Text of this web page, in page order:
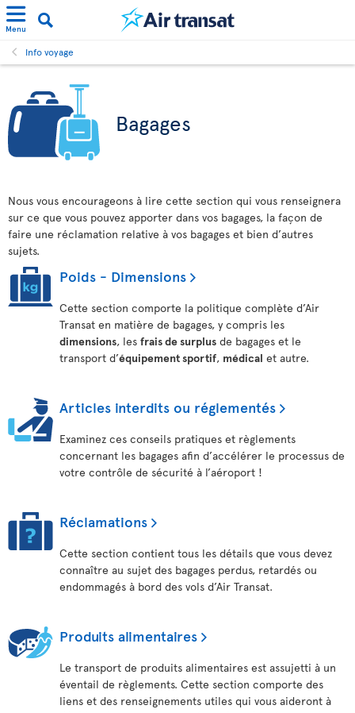
Menu
Info voyage
Bagages
Nous vous encourageons à lire cette section qui vous renseignera
sur ce que vous pouvez apporter dans vos bagages, la façon de
faire une réclamation relative à vos bagages et bien d’autres
sujets.
Poids - Dimensions
Cette section comporte la politique complète d’Air
Transat en matière de bagages, y compris les
dimensions, les frais de surplus de bagages et le
transport d’équipement sportif, médical et autre.
Articles interdits ou réglementés
Examinez ces conseils pratiques et règlements
concernant les bagages afin d’accélérer le processus de
votre contrôle de sécurité à l’aéroport !
Réclamations
Cette section contient tous les détails que vous devez
connaître au sujet des bagages perdus, retardés ou
endommagés à bord des vols d’Air Transat.
Produits alimentaires
Le transport de produits alimentaires est assujetti à un
éventail de règlements. Cette section comporte des
liens et des renseignements utiles qui vous aideront à